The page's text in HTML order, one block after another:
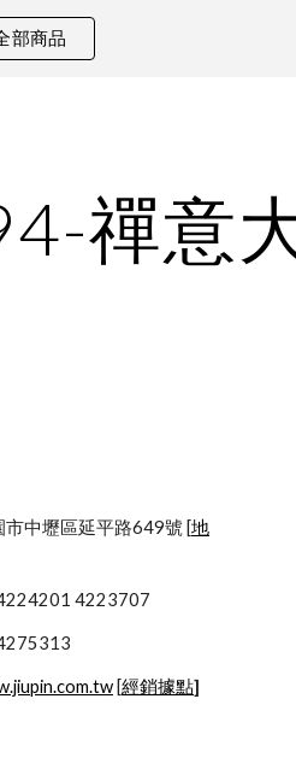
部商品
禪意
址：桃園市中壢區延平路649號 [
地
話：03 4224201 4223707
03 4275313
[經銷據點]